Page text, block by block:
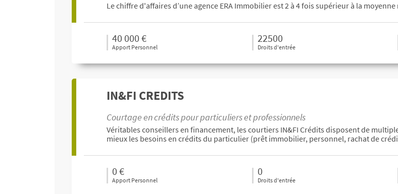
Le chiffre d'affaires d’une agence ERA Immobilier est 2 à 4 fois supérieur à la
40 000 €
Apport Personnel
22500
Droits d'entrée
IN&FI CREDITS
Courtage en crédits pour particuliers et professionnels
Véritables conseillers en financement, les courtiers IN&FI Crédits disposent de
mieux les besoins en crédits du particulier (prêt immobilier, personnel, rachat de
0 €
Apport Personnel
0
Droits d'entrée